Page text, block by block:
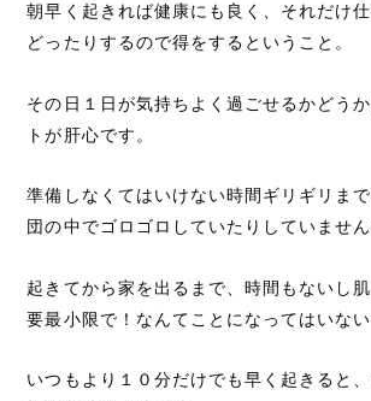
朝早く起きれば健康にも良く、それだけ
どったりするので得をするということ。
その日１日が気持ちよく過ごせるかどう
トが肝心です。
準備しなくてはいけない時間ギリギリま
団の中でゴロゴロしていたりしていません
起きてから家を出るまで、時間もないし
要最小限で！なんてことになってはいな
いつもより１０分だけでも早く起きると